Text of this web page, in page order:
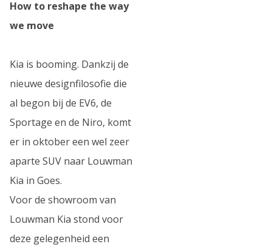
How to reshape the way
we move
Kia is booming. Dankzij de
nieuwe designfilosofie die
al begon bij de EV6, de
Sportage en de Niro, komt
er in oktober een wel zeer
aparte SUV naar Louwman
Kia in Goes.
Voor de showroom van
Louwman Kia stond voor
deze gelegenheid een